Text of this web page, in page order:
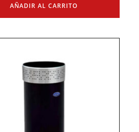
AÑADIR AL CARRITO